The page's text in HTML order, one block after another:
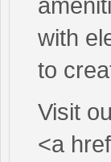
with
to
Visit
<a